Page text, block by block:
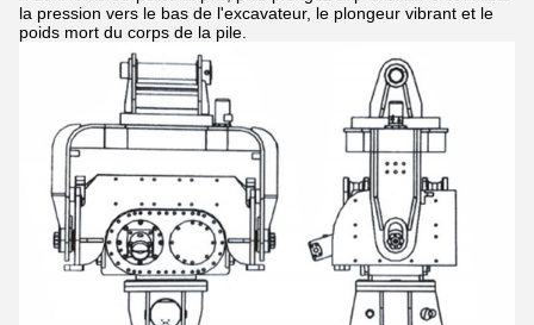
la pression vers le bas de l'excavateur, le plongeur vibrant et le
poids mort du corps de la pile.